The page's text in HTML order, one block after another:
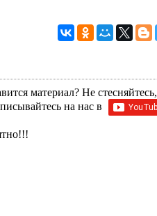
материал? Не стесняйтесь,
на нас в